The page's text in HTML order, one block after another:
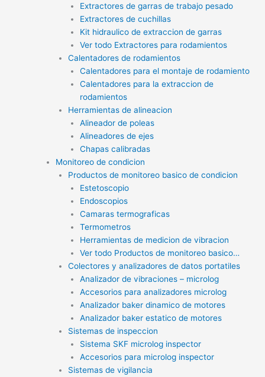
Extractores de garras de trabajo pesado
Extractores de cuchillas
Kit hidraulico de extraccion de garras
Ver todo Extractores para rodamientos
Calentadores de rodamientos
Calentadores para el montaje de rodamiento
Calentadores para la extraccion de
rodamientos
Herramientas de alineacion
Alineador de poleas
Alineadores de ejes
Chapas calibradas
Monitoreo de condicion
Productos de monitoreo basico de condicion
Estetoscopio
Endoscopios
Camaras termograficas
Termometros
Herramientas de medicion de vibracion
Ver todo Productos de monitoreo basico…
Colectores y analizadores de datos portatiles
Analizador de vibraciones – microlog
Accesorios para analizadores microlog
Analizador baker dinamico de motores
Analizador baker estatico de motores
Sistemas de inspeccion
Sistema SKF microlog inspector
Accesorios para microlog inspector
Sistemas de vigilancia